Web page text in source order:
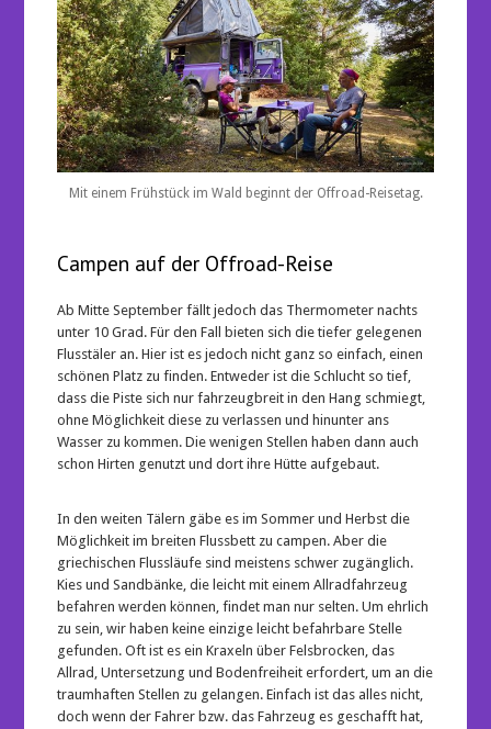
Mit einem Frühstück im Wald beginnt der Offroad-Reisetag.
Campen auf der Offroad-Reise
Ab Mitte September fällt jedoch das Thermometer nachts
unter 10 Grad. Für den Fall bieten sich die tiefer gelegenen
Flusstäler an. Hier ist es jedoch nicht ganz so einfach, einen
schönen Platz zu finden. Entweder ist die Schlucht so tief,
dass die Piste sich nur fahrzeugbreit in den Hang schmiegt,
ohne Möglichkeit diese zu verlassen und hinunter ans
Wasser zu kommen. Die wenigen Stellen haben dann auch
schon Hirten genutzt und dort ihre Hütte aufgebaut.
In den weiten Tälern gäbe es im Sommer und Herbst die
Möglichkeit im breiten Flussbett zu campen. Aber die
griechischen Flussläufe sind meistens schwer zugänglich.
Kies und Sandbänke, die leicht mit einem Allradfahrzeug
befahren werden können, findet man nur selten. Um ehrlich
zu sein, wir haben keine einzige leicht befahrbare Stelle
gefunden. Oft ist es ein Kraxeln über Felsbrocken, das
Allrad, Untersetzung und Bodenfreiheit erfordert, um an die
traumhaften Stellen zu gelangen. Einfach ist das alles nicht,
doch wenn der Fahrer bzw. das Fahrzeug es geschafft hat,